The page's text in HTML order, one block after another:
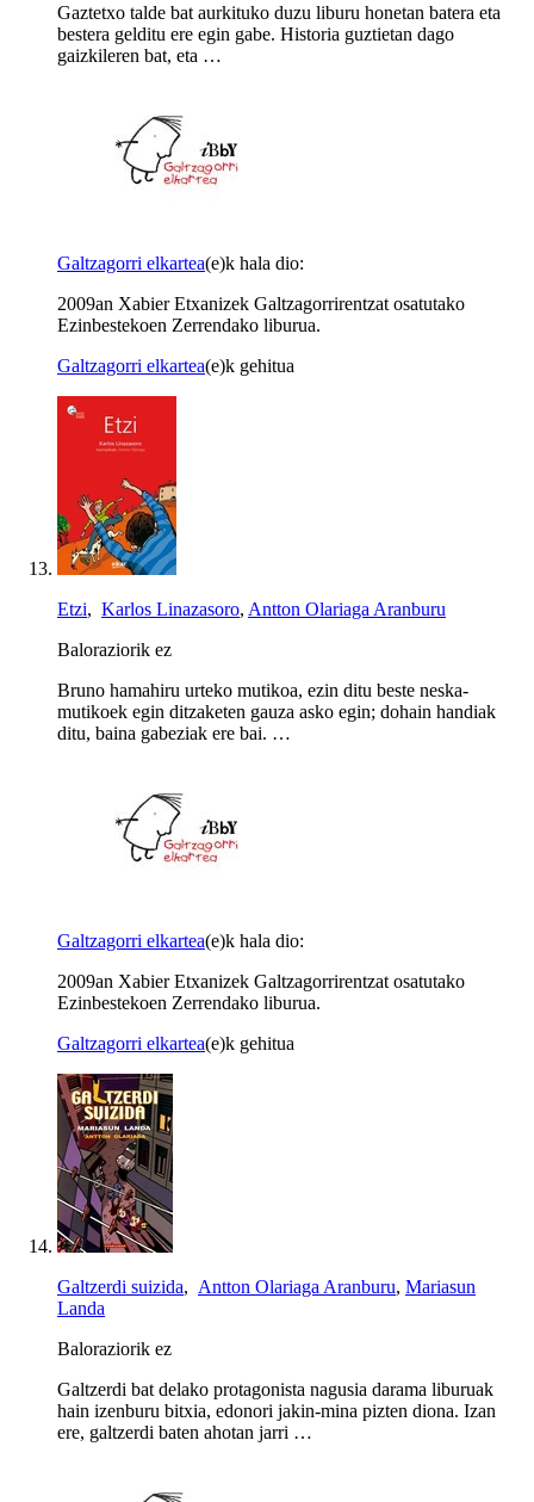
Gaztetxo talde bat aurkituko duzu liburu honetan batera eta
bestera gelditu ere egin gabe. Historia guztietan dago
gaizkileren bat, eta …
Galtzagorri elkartea(e)k hala dio:
2009an Xabier Etxanizek Galtzagorrirentzat osatutako
Ezinbestekoen Zerrendako liburua.
Galtzagorri elkartea(e)k gehitua
Etzi, Karlos Linazasoro, Antton Olariaga Aranburu
Baloraziorik ez
Bruno hamahiru urteko mutikoa, ezin ditu beste neska-
mutikoek egin ditzaketen gauza asko egin; dohain handiak
ditu, baina gabeziak ere bai. …
Galtzagorri elkartea(e)k hala dio:
2009an Xabier Etxanizek Galtzagorrirentzat osatutako
Ezinbestekoen Zerrendako liburua.
Galtzagorri elkartea(e)k gehitua
Galtzerdi suizida, Antton Olariaga Aranburu, Mariasun
Landa
Baloraziorik ez
Galtzerdi bat delako protagonista nagusia darama liburuak
hain izenburu bitxia, edonori jakin-mina pizten diona. Izan
ere, galtzerdi baten ahotan jarri …